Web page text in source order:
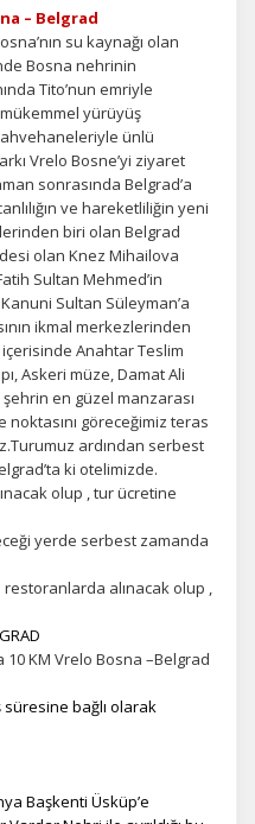
– Belgrad
su kaynağı olan
Bosna nehrinin
Tito’nun emriyle
yürüyüş
ünlü
Vrelo Bosne’yi ziyaret
sonrasında Belgrad’a
ve hareketliliğin yeni
biri olan Belgrad
olan Knez Mihailova
Sultan Mehmed’in
Sultan Süleyman’a
ikmal merkezlerinden
Anahtar Teslim
Askeri müze, Damat Ali
en güzel manzarası
göreceğimiz teras
ardından serbest
ki otelimizde.
olup , tur ücretine
yerde serbest zamanda
alınacak olup ,
KM Vrelo Bosna –Belgrad
süresine bağlı olarak
Başkenti Üsküp’e